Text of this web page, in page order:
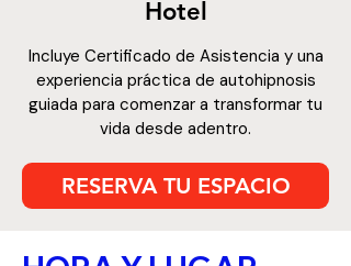
Hotel
Incluye Certificado de Asistencia y una
experiencia práctica de autohipnosis
guiada para comenzar a transformar tu
vida desde adentro.
RESERVA TU ESPACIO